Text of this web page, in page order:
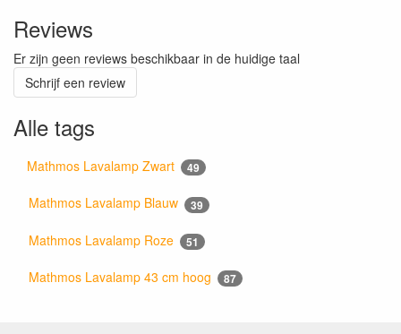
Reviews
Er zijn geen reviews beschikbaar in de huidige taal
Schrijf een review
Alle tags
Mathmos Lavalamp Zwart 49
Mathmos Lavalamp Blauw 39
Mathmos Lavalamp Roze 51
Mathmos Lavalamp 43 cm hoog 87